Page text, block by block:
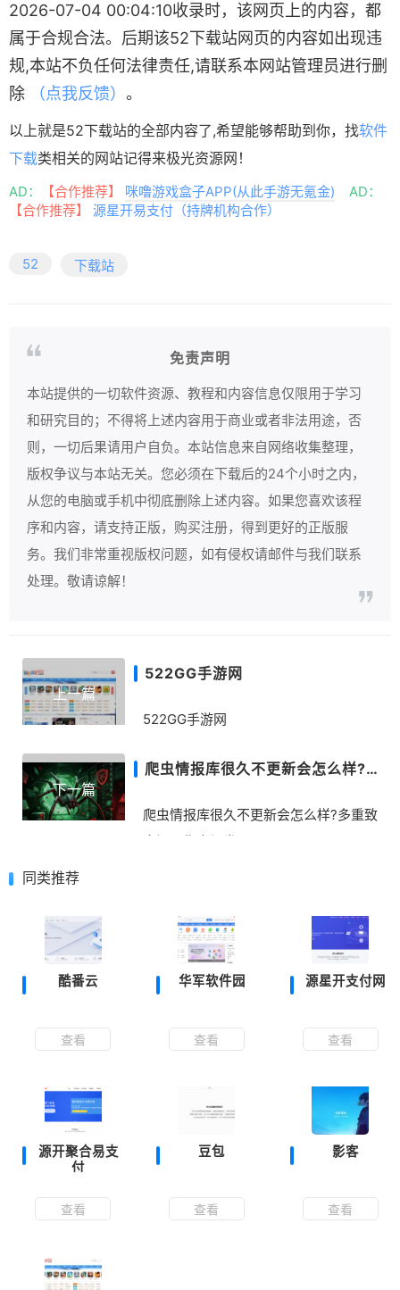
2026-07-04 00:04:10收录时，该网页上的内容，都
属于合规合法。后期该52下载站网页的内容如出现违
规,本站不负任何法律责任,请联系本网站管理员进行删
除
（点我反馈） 。
以上就是52下载站的全部内容了,希望能够帮助到你，找软件
下载类相关的网站记得来极光资源网！
AD： 【合作推荐】 咪噜游戏盒子APP(从此手游无氪金)
AD：
【合作推荐】
源星开易支付（持牌机构合作）
52 下载站
免责声明
本站提供的一切软件资源、教程和内容信息仅限用于学习
和研究目的；不得将上述内容用于商业或者非法用途，否
则，一切后果请用户自负。本站信息来自网络收集整理，
版权争议与本站无关。您必须在下载后的24个小时之内，
从您的电脑或手机中彻底删除上述内容。如果您喜欢该程
序和内容，请支持正版，购买注册，得到更好的正版服
务。我们非常重视版权问题，如有侵权请邮件与我们联系
处理。敬请谅解！
上一篇
522GG手游网
522GG手游网
下一篇
爬虫情报库很久不更新会怎么样?多重致命问题集中爆发
爬虫情报库很久不更新会怎么样?多重致
同类推荐
酷番云
查看
华军软件园
查看
源星开支付网
查看
源开聚合易支
付
查看
豆包
查看
影客
查看